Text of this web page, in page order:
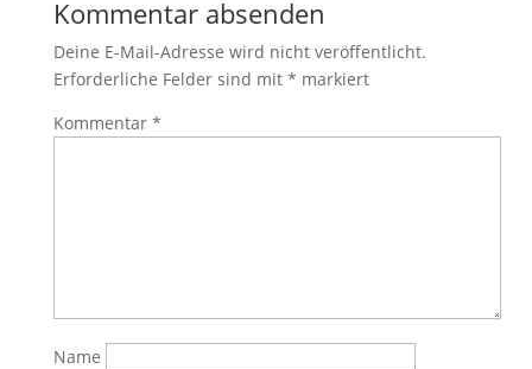
Kommentar absenden
Deine E-Mail-Adresse wird nicht veröffentlicht.
Erforderliche Felder sind mit * markiert
Kommentar *
Name